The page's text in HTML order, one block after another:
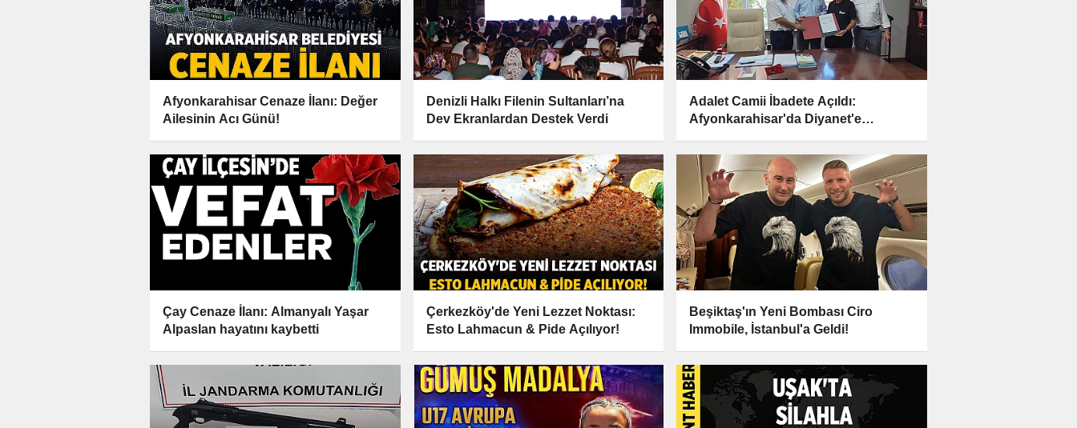
Afyonkarahisar Cenaze İlanı: Değer
Ailesinin Acı Günü!
Denizli Halkı Filenin Sultanları’na
Dev Ekranlardan Destek Verdi
Adalet Camii İbadete Açıldı:
Afyonkarahisar'da Diyanet'e
Çay Cenaze İlanı: Almanyalı Yaşar
Alpaslan hayatını kaybetti
Çerkezköy'de Yeni Lezzet Noktası:
Esto Lahmacun & Pide Açılıyor!
Beşiktaş'ın Yeni Bombası Ciro
Immobile, İstanbul'a Geldi!